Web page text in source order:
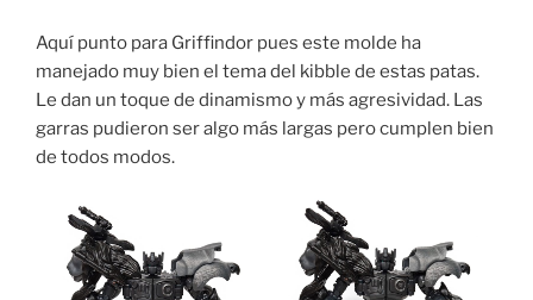
Aquí punto para Griffindor pues este molde ha
manejado muy bien el tema del kibble de estas patas.
Le dan un toque de dinamismo y más agresividad. Las
garras pudieron ser algo más largas pero cumplen bien
de todos modos.